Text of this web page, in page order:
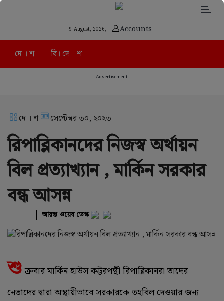
9 August, 2026, Accounts
দে । শ বি। দে । শ
Advertisement
দে । শ সেপ্টেম্বর ৩০, ২০২৩
রিপাব্লিকানদের নিজস্ব অর্থায়ন
বিল প্রত্যাখ্যান , মার্কিন সরকার
বন্ধ আসন্ন
আরম্ভ ওয়েব ডেস্ক
শু ক্রবার মার্কিন হাউস কট্টরপন্থী রিপাব্লিকানরা তাদের
নেতাদের দ্বারা অস্থায়ীভাবে সরকারকে তহবিল দেওয়ার জন্য